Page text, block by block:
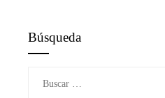
Búsqueda